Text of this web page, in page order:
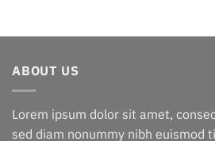
฿15.00.฿14.00.
ABOUT US
Lorem ipsum dolor sit amet,
sed diam nonummy nibh euismod